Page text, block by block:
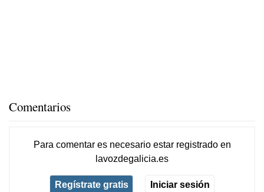
Comentarios
Para comentar es necesario estar registradoen
lavozdegalicia.es
Regístrate gratis Iniciar sesión